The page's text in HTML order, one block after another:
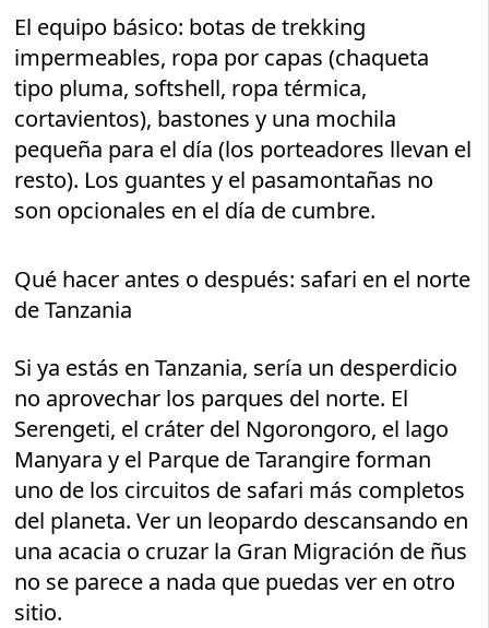
El equipo básico: botas de trekking
impermeables, ropa por capas (chaqueta
tipo pluma, softshell, ropa térmica,
cortavientos), bastones y una mochila
pequeña para el día (los porteadores llevan el
resto). Los guantes y el pasamontañas no
son opcionales en el día de cumbre.
Qué hacer antes o después: safari en el norte
de Tanzania
Si ya estás en Tanzania, sería un desperdicio
no aprovechar los parques del norte. El
Serengeti, el cráter del Ngorongoro, el lago
Manyara y el Parque de Tarangire forman
uno de los circuitos de safari más completos
del planeta. Ver un leopardo descansando en
una acacia o cruzar la Gran Migración de ñus
no se parece a nada que puedas ver en otro
sitio.